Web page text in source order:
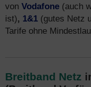
von Vodafone (auch
ist), 1&1 (gutes Netz
Tarife ohne
Breitband Netz